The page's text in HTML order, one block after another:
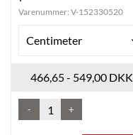
Varenummer: V-152330520
Centimeter
466,65 - 549,00 DKK
- +